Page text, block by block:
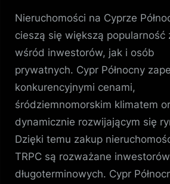
Nieruchomości na Cyprze
cieszą się większą popularność
wśród inwestorów, jak i osób
prywatnych. Cypr Północny
konkurencyjnymi cenami,
śródziemnomorskim klimatem
dynamicznie rozwijającym się
Dzięki temu zakup
TRPC są rozważane inwestorów
długoterminowych. Cypr